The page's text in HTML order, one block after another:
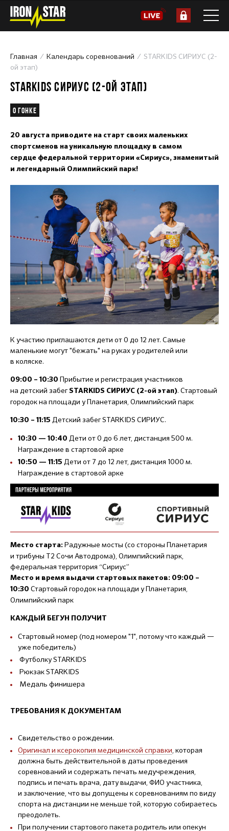
Главная Календарь соревнований
STARKIDS СИРИУС (2-
ой этап)
STARKIDS СИРИУС (2-ОЙ ЭТАП)
О гонке
20 августа приводите на старт своих маленьких
спортсменов на уникальную площадку в самом
сердце федеральной территории «Сириус», знаменитый
и легендарный Олимпийский парк!
К участию приглашаются дети от 0 до 12 лет. Самые
маленькие могут "бежать" на руках у родителей или
в коляске.
09:00 – 10:30 Прибытие и регистрация участников
на детский забегSTARKIDS СИРИУС (2-ой этап). Стартовый
городок на площади у Планетария, Олимпийский парк
10:30 – 11:15 Детский забег STARKIDS СИРИУС.
10:30 — 10:40 Дети от 0 до 6 лет, дистанция 500 м.
Награждение в стартовой арке
10:50 — 11:15 Дети от 7 до 12 лет, дистанция 1000 м.
Награждение в стартовой арке
Место старта: Радужные мосты (со стороны Планетария
и трибуны Т2 Сочи Автодрома), Олимпийский парк,
федеральная территория “Сириус”
Место и время выдачи стартовых пакетов: 09:00 –
10:30 Стартовый городок на площади у Планетария,
Олимпийский парк
КАЖДЫЙ БЕГУН ПОЛУЧИТ
Стартовый номер (под номером "1", потому что каждый —
уже победитель)
Футболку STARKIDS
Рюкзак STARKIDS
Медаль финишера
ТРЕБОВАНИЯ К ДОКУМЕНТАМ
Свидетельство о рождении.
Оригинал и ксерокопия медицинской справки, которая
должна быть действительной в даты проведения
соревнований и содержать печать медучреждения,
подпись и печать врача, дату выдачи, ФИО участника,
и заключение, что вы допущены к соревнованиям по виду
спорта на дистанции не меньше той, которую собираетесь
преодолеть.
При получении стартового пакета родитель или опекун